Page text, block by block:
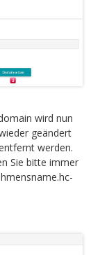
wird nun
geändert
werden.
Sie bitte immer